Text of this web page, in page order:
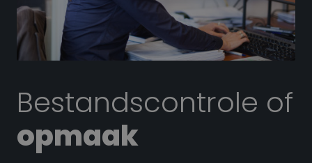
Bestandscontrole of
opmaak